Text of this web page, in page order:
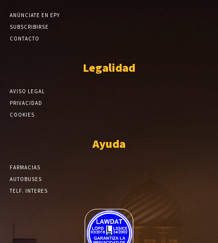
ANÚNCIATE EN EPY
SUBSCRIBIRSE
CONTACTO
Legalidad
AVISO LEGAL
PRIVACIDAD
COOKIES
Ayuda
FARMACIAS
AUTOBUSES
TELF. INTERES